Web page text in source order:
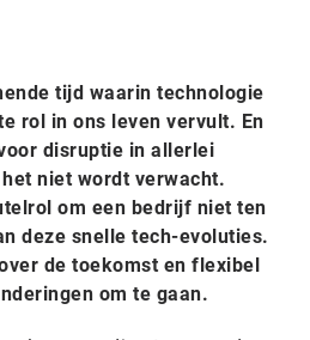
tijd waarin technologie
rol in ons leven vervult. En
disruptie in allerlei
niet wordt verwacht.
om een bedrijf niet ten
deze snelle tech-evoluties.
de toekomst en flexibel
om te gaan.